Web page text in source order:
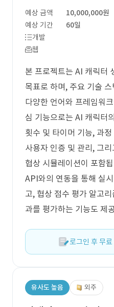
예상 금액
10,000,000원
예상 기간
60일
개발
웹
본 프로젝트는 AI 캐릭터
목표로 하며, 주요 기술
다양한 언어와 프레임워
심 기능으로는 AI 캐릭터
횟수 및 타이머 기능, 과
사용자 인증 및 관리, 그
협상 시뮬레이션이 포함
API와의 연동을 통해 실
고, 협상 점수 평가 알고
과를 평가하는 기능도 제
로그인 후 무
유사도 높음 외주